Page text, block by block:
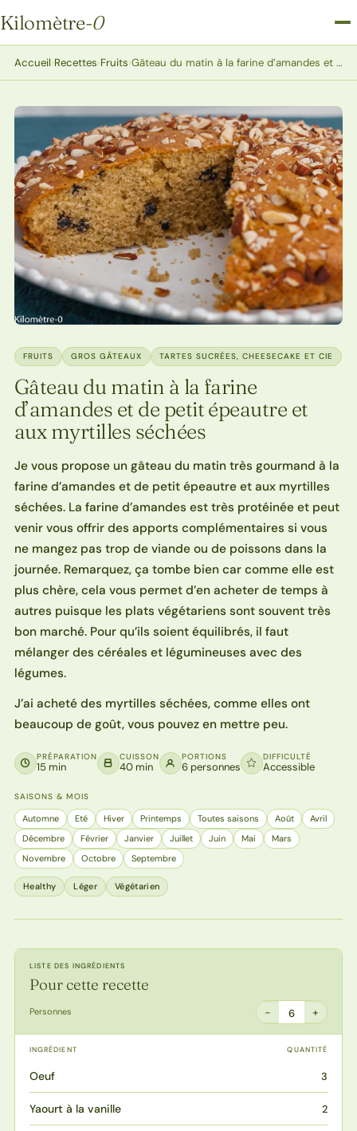
Kilomètre-0
Kilomètre-0
Accueil›Recettes›Fruits› Gâteau du matin à la farine d’amandes et de petit épeautre et aux myrtilles séchées
FRUITS GROS GÂTEAUX TARTES SUCRÉES, CHEESECAKE ET CIE
Gâteau du matin à la farine
d’amandes et de petit épeautre et
aux myrtilles séchées
Je vous propose un gâteau du matin très gourmand à la
farine d’amandes et de petit épeautre et aux myrtilles
séchées. La farine d’amandes est très protéinée et peut
venir vous offrir des apports complémentaires si vous
ne mangez pas trop de viande ou de poissons dans la
journée. Remarquez, ça tombe bien car comme elle est
plus chère, cela vous permet d’en acheter de temps à
autres puisque les plats végétariens sont souvent très
bon marché. Pour qu’ils soient équilibrés, il faut
mélanger des céréales et légumineuses avec des
légumes.
J’ai acheté des myrtilles séchées, comme elles ont
beaucoup de goût, vous pouvez en mettre peu.
PRÉPARATION
15 min
CUISSON
40 min
PORTIONS
6 personnes
DIFFICULTÉ
Accessible
SAISONS & MOIS
Automne Eté Hiver Printemps Toutes saisons Août
Avril
Décembre
Février Janvier Juillet Juin Mai
Mars
Novembre
Octobre Septembre
Healthy Léger Végétarien
LISTE DES INGRÉDIENTS
Pour cette recette
Personnes − 6 +
INGRÉDIENT QUANTITÉ
Oeuf 3
Yaourt à la vanille 2